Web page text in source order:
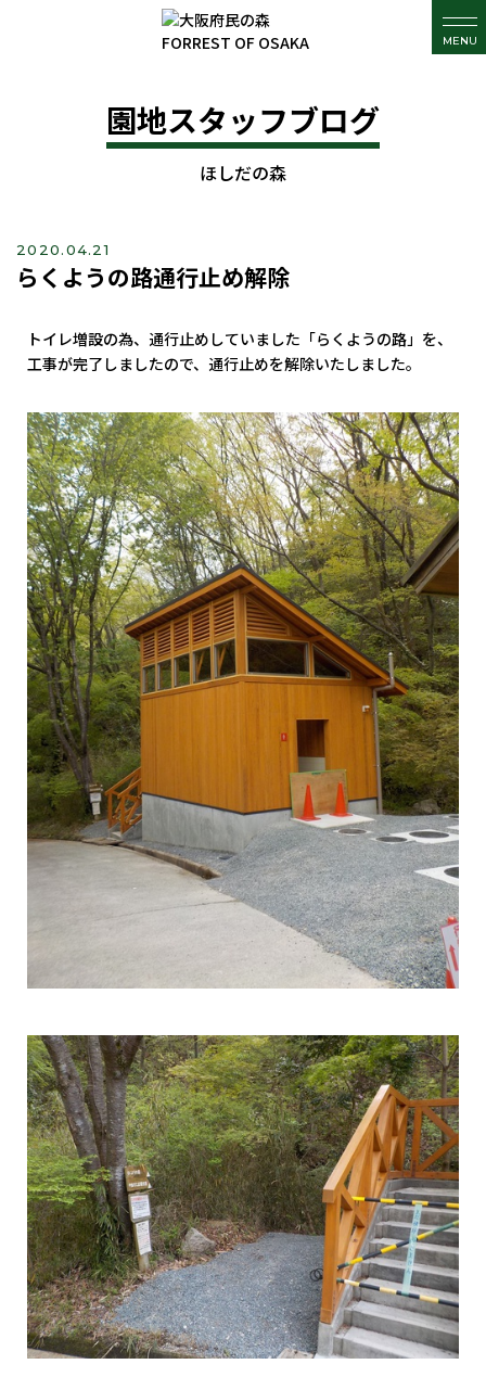
MENU
園地スタッフブログ
ほしだの森
2020.04.21
らくようの路通行止め解除
トイレ増設の為、通行止めしていました「らくようの路」を、
工事が完了しましたので、通行止めを解除いたしました。